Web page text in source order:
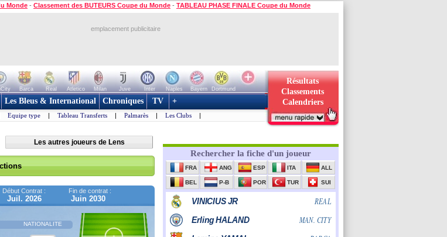
Monde - Classement des BUTEURS Coupe du Monde - TABLEAU PHASE FINALE Coupe du Monde
emplacement publicitaire
Barca Real Atletico Milan Juve Inter Naples Bayern
Dortmund
Résultats
Classements
Calendriers
Les Bleus & International Chroniques TV +
Equipe type | Tableau Transferts | Palmarès | Les Clubs |
Les autres joueurs de Lens
Début Contrat :
Juil. 2026
Fin de contrat :
Juin 2030
NATIONALITE